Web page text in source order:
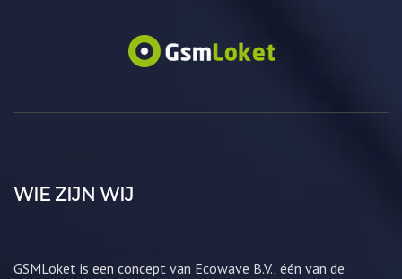
WIE ZIJN WIJ
GSMLoket is een concept van Ecowave B.V.; één van de